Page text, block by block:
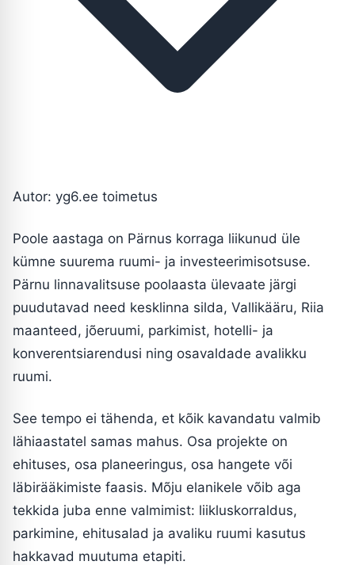
Autor: yg6.ee toimetus
Poole aastaga on Pärnus korraga liikunud üle
kümne suurema ruumi- ja investeerimisotsuse.
Pärnu linnavalitsuse poolaasta ülevaate järgi
puudutavad need kesklinna silda, Vallikääru, Riia
maanteed, jõeruumi, parkimist, hotelli- ja
konverentsiarendusi ning osavaldade avalikku
ruumi.
See tempo ei tähenda, et kõik kavandatu valmib
lähiaastatel samas mahus. Osa projekte on
ehituses, osa planeeringus, osa hangete või
läbirääkimiste faasis. Mõju elanikele võib aga
tekkida juba enne valmimist: liikluskorraldus,
parkimine, ehitusalad ja avaliku ruumi kasutus
hakkavad muutuma etapiti.